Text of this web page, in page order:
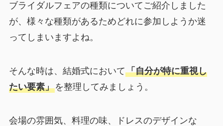
ブライダルフェアの種類についてご紹介しました
が、様々な種類があるためどれに参加しようか迷
ってしまいますよね。
そんな時は、結婚式において「自分が特に重視し
たい要素」を整理してみましょう。
会場の雰囲気、料理の味、ドレスのデザインな